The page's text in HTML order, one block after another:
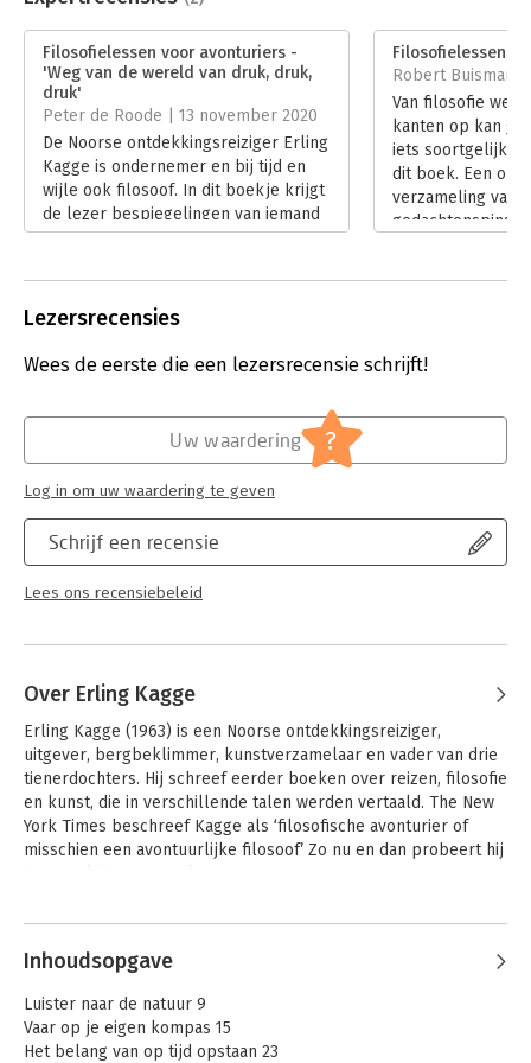
Uitgever:
Business Contact
Druk:
1
Verschijningsdatum:
Hoofdrubriek: Persoonlijke effectiviteit
Filosofielessen voor avonturiers -
'Weg van de wereld van druk, druk,
druk'
Peter de Roode | 13 november 2020
De Noorse ontdekkingsreiziger Erling
Kagge is ondernemer en bij tijd en
wijle ook filosoof. In dit boekje krijgt
de lezer bespiegelingen van iemand
die te voet de Noordpool en de
Mount Everest heeft beklommen.
Een zeer openhartig boekje,
momenten zeer waardevol.
Filosofielessen
Robert Buisman
Van filosofie
kanten op kan
iets soortgelijks
dit boek. Een
verzameling van
Lezersrecensies
Wees de eerste die een lezersrecensie schrijft!
Schrijf een recensie
Lees ons recensiebeleid
Uw waardering ?
Log in om uw waardering te geven
Over Erling Kagge
Erling Kagge (1963) is een Noorse ontdekkingsreiziger,
uitgever, bergbeklimmer, kunstverzamelaar en vader van drie
tienerdochters. Hij schreef eerder boeken over reizen, filosofie
en kunst, die in verschillende talen werden vertaald. The New
York Times beschreef Kagge als ‘filosofische avonturier of
misschien een avontuurlijke filosoof’ Zo nu en dan probeert hij
Andere boeken door Erling Kagge
Inhoudsopgave
Luister naar de natuur 9
Vaar op je eigen kompas 15
Het belang van op tijd opstaan 23